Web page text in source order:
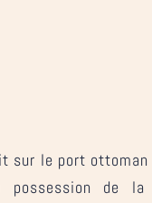
sur le port ottoman
possession de